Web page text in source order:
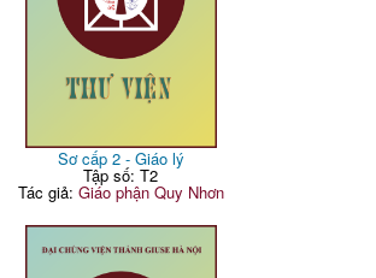
Sơ cấp 2 - Giáo lý
Tập số: T2
Tác giả: Giáo phận Quy Nhơn